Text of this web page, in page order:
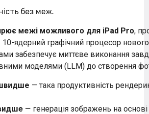
без меж.
межі можливого для iPad Pro,
10-ядерний графічний процесор
забезпечує миттєве виконання
моделями (LLM) до створення
— така продуктивність
— генерація зображень на основі